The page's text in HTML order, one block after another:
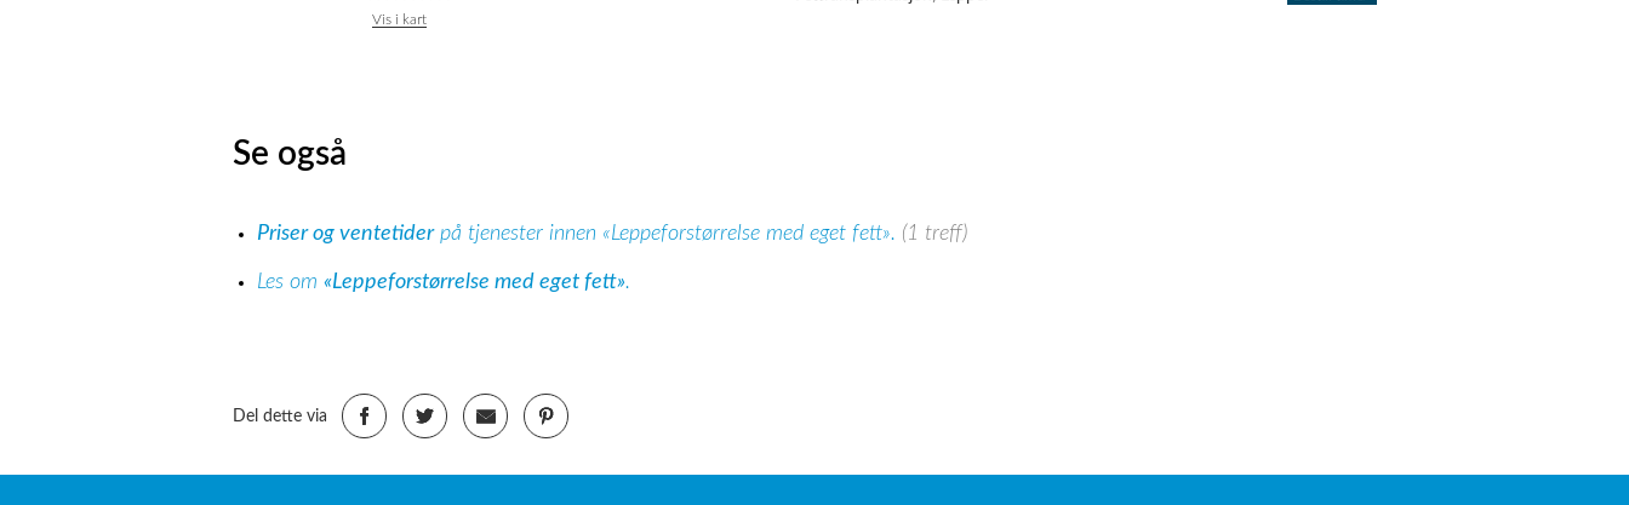
Vis i kart
Se også
Priser og ventetiderpå tjenester innen «Leppeforstørrelse med eget fett». (1 treff)
Les om «Leppeforstørrelse med eget fett».
Del dette via